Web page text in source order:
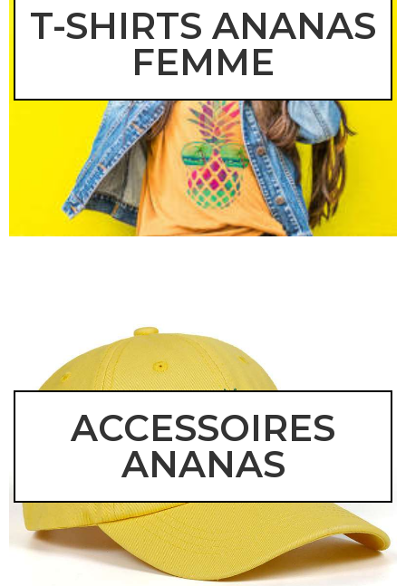
T-SHIRTS ANANAS
FEMME
ACCESSOIRES
ANANAS